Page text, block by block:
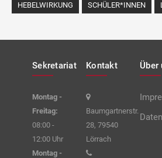
HEBELWIRKUNG SCHÜLER*INNEN
Sekretariat
Montag -
Freitag:
08:00 -
12:00 Uhr
Montag -
Kontakt
Baumgartnerstr.
28, 79540
Lörrach
Über